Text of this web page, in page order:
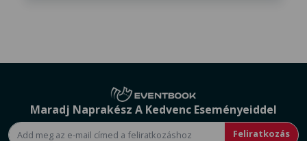
Maradj Naprakész A Kedvenc Eseményeiddel
Feliratkozás